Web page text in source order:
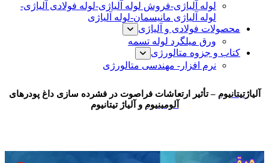
لوله آلیاژی-فروش لوله آلیاژی-لوله فولادی آلیاژی-
لوله آلیاژی مانیسمان-لوله آلیاژی
محصولات فولادی و آلیاژی
ورق میلگرد لوله تسمه
کتاب و جزوه متالورژی
نرم افزار- مهندسی متالورژی
آلیاژتیتانیوم – تأثیر ارتعاشات فراصوت در فشرده سازی داغ پودرهای
آلومینیوم و آلیاژ تیتانیوم